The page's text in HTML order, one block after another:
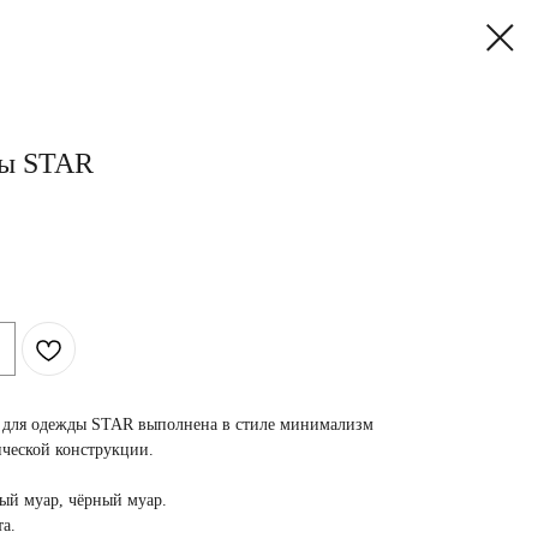
STAR
для одежды STAR выполнена в стиле минимализм
конструкции.
муар, чёрный муар.
.